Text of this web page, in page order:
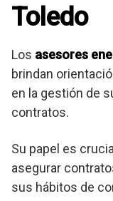
Toledo
Los asesores
brindan
en la gestión de
contratos.
Su papel es
asegurar
sus hábitos de